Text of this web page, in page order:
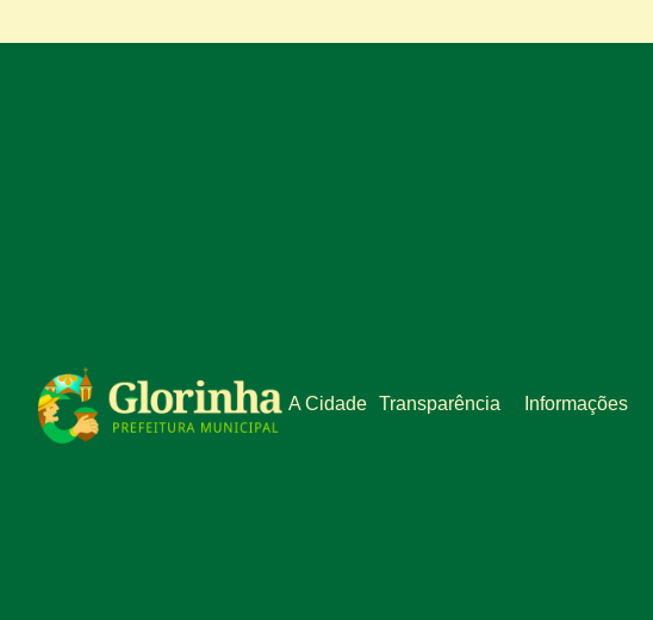
A Cidade Transparência Informações